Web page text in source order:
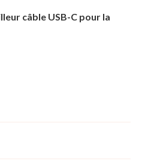
câble USB-C pour la